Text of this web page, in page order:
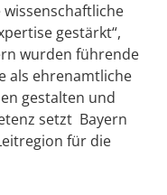
gestärkt“,
wurden führende
als ehrenamtliche
gestalten und
setzt Bayern
für die